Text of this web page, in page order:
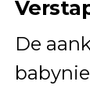
De